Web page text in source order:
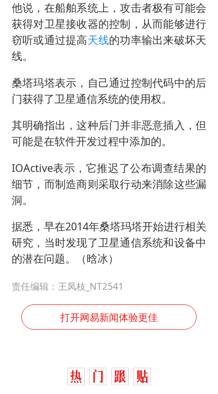
他说，在船舶系统上，攻击者极有可能会
获得对卫星接收器的控制，从而能够进行
窃听或通过提高天线的功率输出来破坏天
线。
桑塔玛塔表示，自己通过控制代码中的后
门获得了卫星通信系统的使用权。
其明确指出，这种后门并非恶意插入，但
可能是在软件开发过程中添加的。
IOActive表示，它推迟了公布调查结果的
细节，而制造商则采取行动来消除这些漏
洞。
据悉，早在2014年桑塔玛塔开始进行相关
研究，当时发现了卫星通信系统和设备中
的潜在问题。（晗冰）
责任编辑：王凤枝_NT2541
打开网易新闻体验更佳